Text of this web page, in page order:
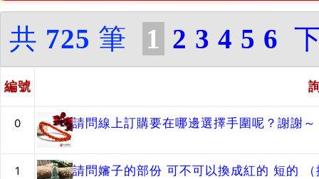
共 725 筆 1 2 3 4 5 6
編號
0 請問線上訂購要在哪邊選擇手圍呢？謝謝～
1 請問嬸子的部份 可不可以換成紅的 短的